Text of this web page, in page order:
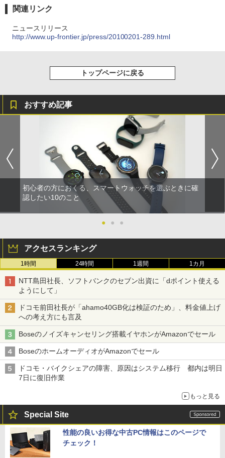
関連リンク
ニュースリリース
http://www.up-frontier.jp/press/20100201-289.html
トップページに戻る
おすすめ記事
初心者の方におくる、スマートウォッチを選ぶときに確
認したい10のこと
● ● ●
アクセスランキング
1時間 24時間 1週間 1カ月
NTT島田社長、ソフトバンクのセブン出資に「dポイント使える
ようにして」
ドコモ前田社長が「ahamo40GB化は検証のため」、料金値上げ
への考え方にも言及
Boseのノイズキャンセリング搭載イヤホンがAmazonでセール
BoseのホームオーディオがAmazonでセール
ドコモ・バイクシェアの障害、原因はシステム移行 都内は明日
7日に復旧作業
もっと見る
Special Site
性能の良いお得な中古PC情報はこのページで
チェック！